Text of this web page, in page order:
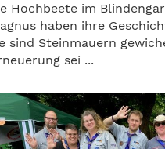
Hochbeete im
haben ihre
sind Steinmauern
sei ...